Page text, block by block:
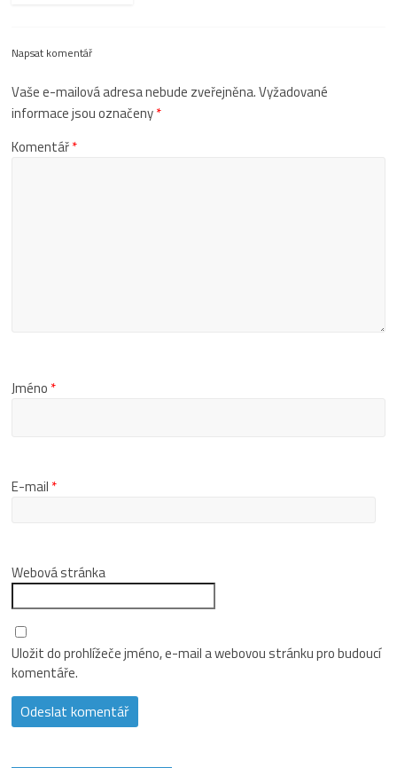
Napsat komentář
Vaše e-mailová adresa nebude zveřejněna.Vyžadované
informace jsou označeny*
Komentář*
Jméno *
E-mail *
Webová stránka
Uložit do prohlížeče jméno, e-mail a webovou stránku pro budoucí
komentáře.